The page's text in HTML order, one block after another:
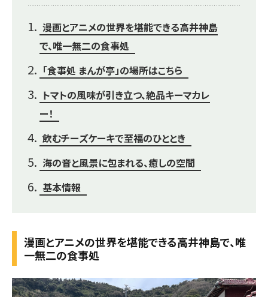
漫画とアニメの世界を堪能できる高井神島
で、唯一無二の食事処
「食事処 まんが亭」の場所はこちら
トマトの風味が引き立つ、絶品キーマカレ
ー！
飲むチーズケーキで至福のひととき
海の音と風景に包まれる、癒しの空間
基本情報
漫画とアニメの世界を堪能できる高井神島で、唯
一無二の食事処